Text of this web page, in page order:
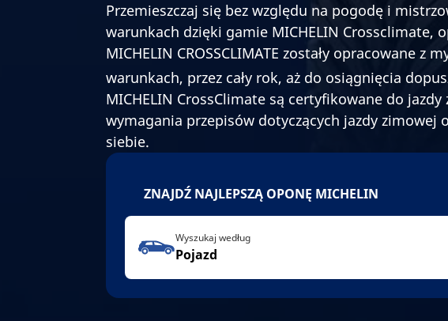
Przemieszczaj się bez względu na pogodę i
warunkach dzięki gamie MICHELIN Crossclimate,
MICHELIN CROSSCLIMATE zostały opracowane z
warunkach, przez cały rok, aż do osiągnięcia
MICHELIN CrossClimate są certyfikowane do
wymagania przepisów dotyczących jazdy zimowej
siebie.
ZNAJDŹ NAJLEPSZĄ OPONĘ MICHELIN
Wyszukaj według
Pojazd